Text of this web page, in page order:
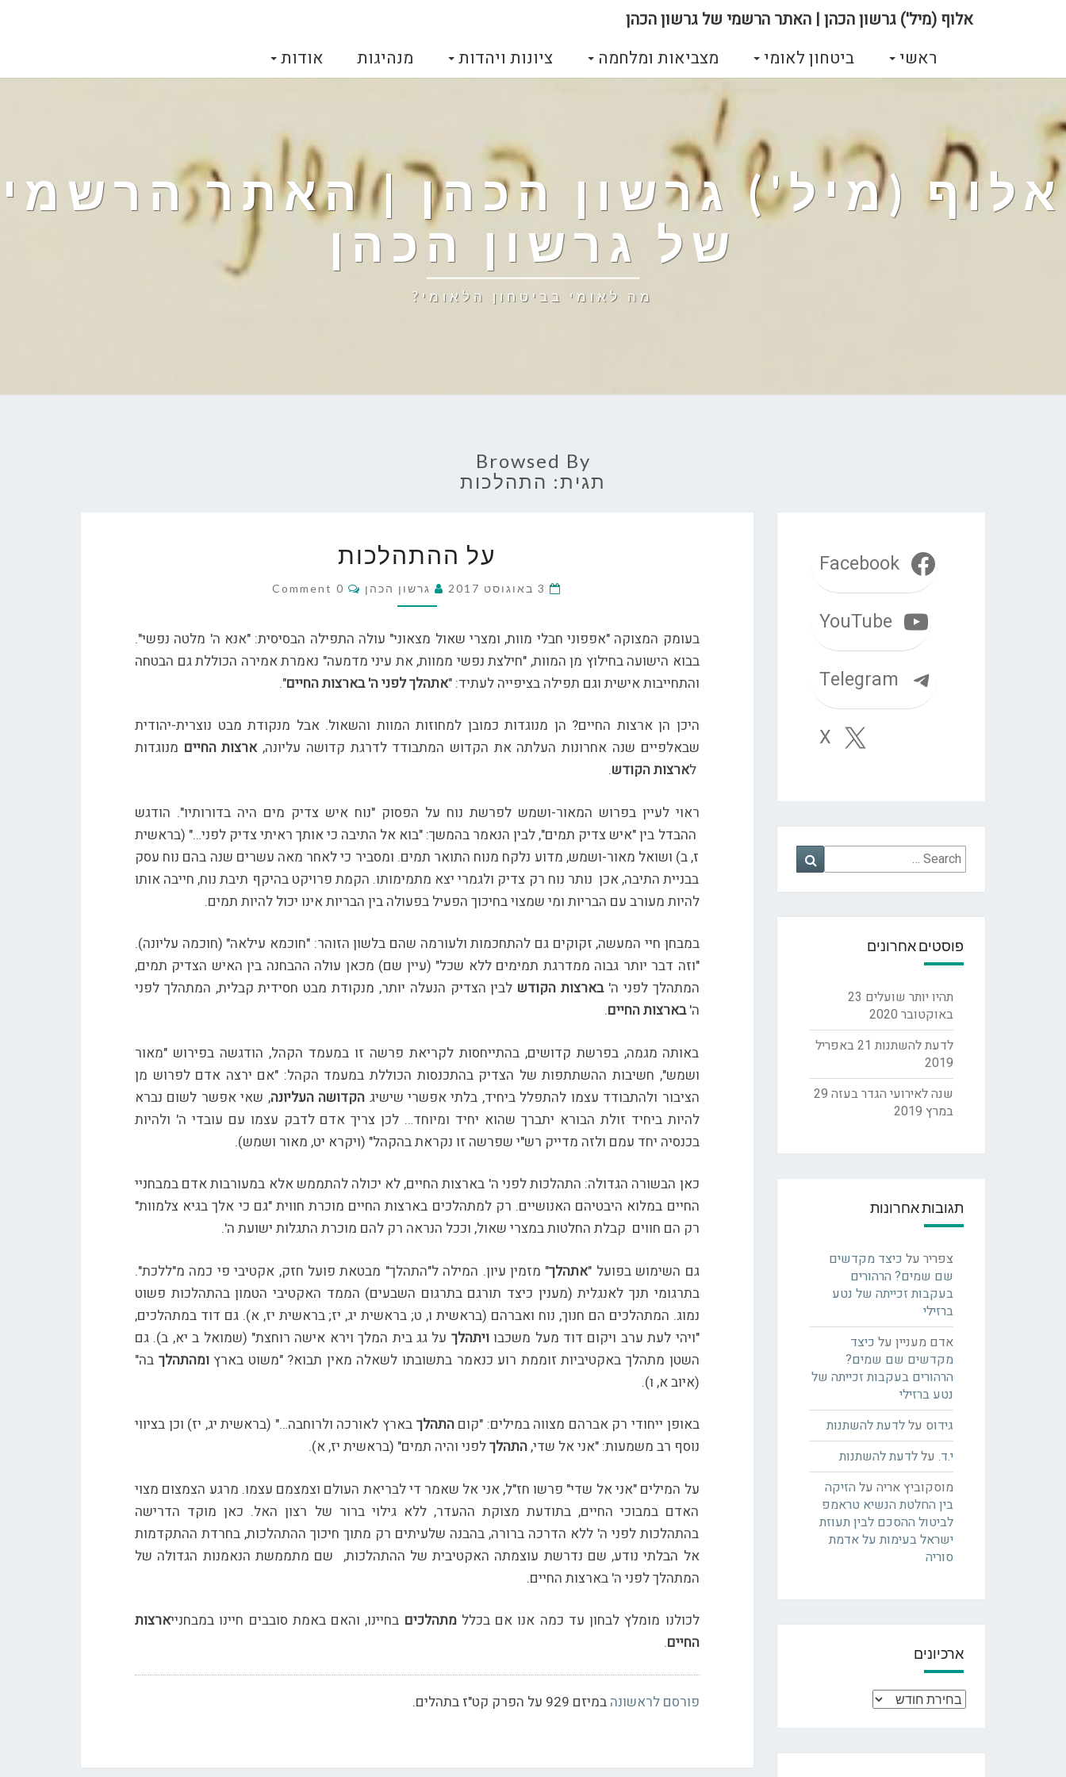
אלוף (מיל') גרשון הכהן | האתר הרשמי של גרשון הכהן
ראשי ביטחון לאומי מצביאות ומלחמה ציונות ויהדות מנהיגות אודות
אלוף (מיל') גרשון הכהן | האתר הרשמי
של גרשון הכהן
מה לאומי בביטחון הלאומי?
Browsed By
תגית: התהלכות
ההתהלכות
על ההתהלכות
3 באוגוסט 2017 גרשון הכהן Comments
0 Comment
בעומק המצוקה "אפפוני חבלי מוות, ומצרי שאול מצאוני" עולה התפילה הבסיסית: "אנא ה' מלטה נפשי".
בבוא הישועה בחילוץ מן המוות, "חילצת נפשי ממוות, את עיני מדמעה" נאמרת אמירה הכוללת גם הבטחה
והתחייבות אישית וגם תפילה בציפייה לעתיד: "אתהלך לפני ה' בארצות החיים".
היכן הן ארצות החיים? הן מנוגדות כמובן למחוזות המוות והשאול. אבל מנקודת מבט נוצרית-יהודית
שבאלפיים שנה אחרונות העלתה את הקדוש המתבודד לדרגת קדושה עליונה,ארצות החיים מנוגדות
לארצות הקודש.
ראוי לעיין בפרוש המאור-ושמש לפרשת נוח על הפסוק "נוח איש צדיק מים היה בדורותיו". הודגש
ההבדל בין "איש צדיק תמים", לבין הנאמר בהמשך: "בוא אל התיבה כי אותך ראיתי צדיק לפני…" (בראשית
ז, ב) ושואל מאור-ושמש, מדוע נלקח מנוח התואר תמים. ומסביר כי לאחר מאה עשרים שנה בהם נוח עסק
בבניית התיבה, אכן נותר נוח רק צדיק ולגמרי יצא מתמימותו. הקמת פרויקט בהיקף תיבת נוח, חייבה אותו
להיות מעורב עם הבריות ומי שמצוי בחיכוך הפעיל בפעולה בין הבריות אינו יכול להיות תמים.
במבחן חיי המעשה, זקוקים גם להתחכמות ולעורמה שהם בלשון הזוהר: "חוכמא עילאה" (חוכמה עליונה).
"וזה דבר יותר גבוה ממדרגת תמימים ללא שכל" (עיין שם) מכאן עולה ההבחנה בין האיש הצדיק תמים,
המתהלך לפני ה'בארצות הקודש לבין הצדיק הנעלה יותר, מנקודת מבט חסידית קבלית, המתהלך לפני
ה'בארצות החיים.
באותה מגמה, בפרשת קדושים, בהתייחסות לקריאת פרשה זו במעמד הקהל, הודגשה בפירוש "מאור
ושמש", חשיבות ההשתתפות של הצדיק בהתכנסות הכוללת במעמד הקהל: "אם ירצה אדם לפרוש מן
הציבור ולהתבודד עצמו להתפלל ביחיד, בלתי אפשרי שישיג הקדושה העליונה, שאי אפשר לשום נברא
להיות ביחיד זולת הבורא יתברך שהוא יחיד ומיוחד… לכן צריך אדם לדבק עצמו עם עובדי ה' ולהיות
בכנסיה יחד עמם ולזה מדייק רש"י שפרשה זו נקראת בהקהל" (ויקרא יט, מאור ושמש).
כאן הבשורה הגדולה: התהלכות לפני ה' בארצות החיים, לא יכולה להתממש אלא במעורבות אדם במבחניי
החיים במלוא היבטיהם האנושיים. רק למתהלכים בארצות החיים מוכרת חווית "גם כי אלך בגיא צלמוות"
רק הם חווים קבלת החלטות במצרי שאול, וככל הנראה רק להם מוכרת התגלות ישועת ה'.
גם השימוש בפועל "אתהלך" מזמין עיון. המילה ל"התהלך" מבטאת פועל חזק, אקטיבי פי כמה מ"ללכת".
בתרגומי תנך לאנגלית (מענין כיצד תורגם בתרגום השבעים) הממד האקטיבי הטמון בהתהלכות פשוט
נמוג. המתהלכים הם חנוך, נוח ואברהם (בראשית ו, ט; בראשית יג, יז; בראשית יז, א). גם דוד במתהלכים,
"ויהי לעת ערב ויקום דוד מעל משכבוויתהלך על גג בית המלך וירא אישה רוחצת" (שמואל ב יא, ב). גם
השטן מתהלך באקטיביות זוממת רוע כנאמר בתשובתו לשאלה מאין תבוא? "משוט בארץומהתהלך בה"
(איוב א, ו).
באופן ייחודי רק אברהם מצווה במילים: "קוםהתהלך בארץ לאורכה ולרוחבה…" (בראשית יג, יז) וכן בציווי
נוסף רב משמעות: "אני אל שדי,התהלךלפני והיה תמים" (בראשית יז, א).
על המילים "אני אל שדי" פרשו חז"ל, אני אל שאמר די לבריאת העולם וצמצמם עצמו. מרגע הצמצום מצוי
האדם במבוכי החיים, בתודעת מצוקת ההעדר, ללא גילוי ברור של רצון האל. כאן מוקד הדרישה
בהתהלכות לפני ה' ללא הדרכה ברורה, בהבנה שלעיתים רק מתוך חיכוך ההתהלכות, בחרדת ההתקדמות
אל הבלתי נודע, שם נדרשת עוצמתה האקטיבית של ההתהלכות, שם מתממשת הנאמנות הגדולה של
המתהלך לפני ה' בארצות החיים.
לכולנו מומלץ לבחון עד כמה אנו אם בכללמתהלכים בחיינו, והאם באמת סובבים חיינו במבחנייארצות
החיים.
פורסם לראשונה במיזם 929 על הפרק קט"ז בתהלים.
Facebook
YouTube
Telegram
X
Search
for:
פוסטים אחרונים
תהיו יותר שועלים 23
באוקטובר 2020
לדעת להשתנות
21 באפריל
2019
שנה לאירועי הגדר בעזה 29
במרץ 2019
תגובות אחרונות
צפריר על כיצד מקדשים
שם שמים? הרהורים
בעקבות זכייתה של נטע
ברזילי
אדם מעניין על כיצד
מקדשים שם שמים?
הרהורים בעקבות זכייתה של
נטע ברזילי
גידוס עללדעת להשתנות
י.ד. עללדעת להשתנות
מוסקוביץ אריה על הזיקה
בין החלטת הנשיא טראמפ
לביטול ההסכם לבין תעוזת
ישראל בעימות על אדמת
סוריה
ארכיונים
ארכיונים